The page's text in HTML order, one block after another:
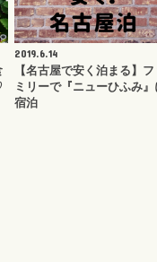
2019.6.14
【名古屋で安く泊まる】フ
ミリーで『ニューひふみ』
宿泊